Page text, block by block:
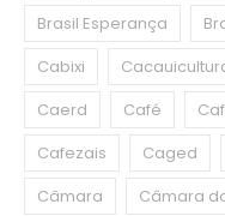
Brasil Esperança
Cabixi
Caerd
Café
Cafezais
Caged
Câmara
Câmara